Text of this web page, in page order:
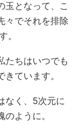
玉となって、こ
々でそれを排除
。
たちはいつでも
ています。
なく、5次元に
ように。